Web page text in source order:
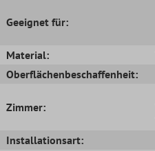
Geeignet für:
Material:
Oberflächenbeschaffenheit:
Zimmer:
Installationsart: